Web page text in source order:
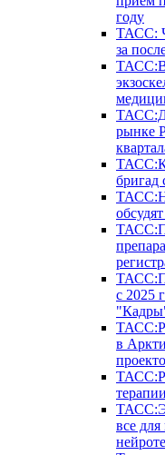
году
ТАСС:
за
ТАСС:В
рынке
бригад
с 2025
в
терапии
все